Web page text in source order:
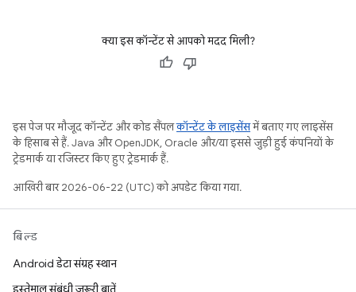
क्या इस कॉन्टेंट से आपको मदद मिली?
इस पेज पर मौजूद कॉन्टेंट और कोड सैंपलकॉन्टेंट के लाइसेंसमें बताए गए लाइसेंस
के हिसाब से हैं. Java और OpenJDK, Oracle और/या इससे जुड़ी हुई कंपनियों के
ट्रेडमार्क या रजिस्टर किए हुए ट्रेडमार्क हैं.
आखिरी बार 2026-06-22 (UTC) को अपडेट किया गया.
बिल्ड
Android डेटा संग्रह स्थान
इस्तेमाल संबंधी ज़रूरी बातें